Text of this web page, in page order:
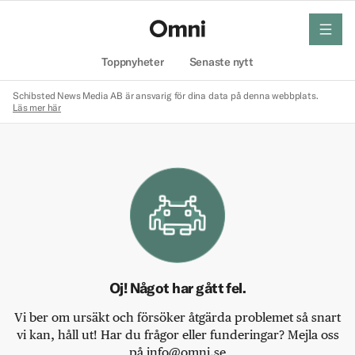
Toppnyheter Senaste nytt
meny
Schibsted News Media AB är ansvarig för dina data på denna webbplats.
Läs mer här
Oj! Något har gått fel.
Vi ber om ursäkt och försöker åtgärda problemet så snart
vi kan, håll ut! Har du frågor eller funderingar? Mejla oss